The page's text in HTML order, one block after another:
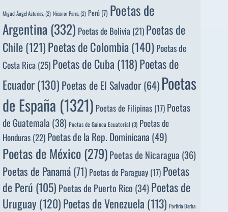
Miguel Ángel Asturias, (2) Nicanor Parra, (2) Perú (7) Poetas de
Argentina (332) Poetas de Bolivia (21) Poetas de
Chile(121)Poetas de Colombia(140) Poetas de
Costa Rica(25)Poetas de Cuba (118)Poetas de
Ecuador(130) Poetas de El Salvador(64)Poetas
de España (1321) Poetas de Filipinas (17) Poetas
de Guatemala (38) Poetas de Guinea Ecuatorial (3) Poetas de
Honduras (22) Poetas de la Rep. Dominicana (49)
Poetas de México(279)Poetas de Nicaragua (36)
Poetas de Panamá (71) Poetas de Paraguay (17) Poetas
de Perú (105) Poetas de Puerto Rico (34) Poetas de
Uruguay(120)Poetas de Venezuela (113) Porfirio Barba